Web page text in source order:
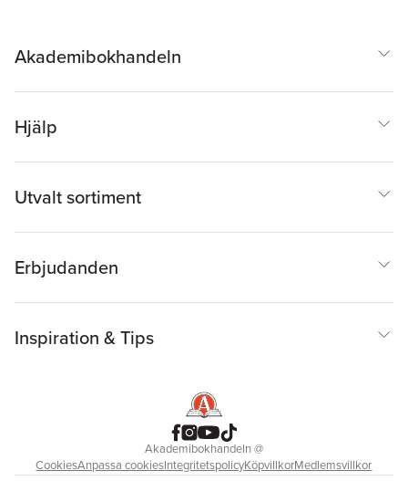
Akademibokhandeln
Hjälp
Utvalt sortiment
Erbjudanden
Inspiration & Tips
Akademibokhandeln@
CookiesAnpassa cookiesIntegritetspolicyKöpvillkorMedlemsvillkor